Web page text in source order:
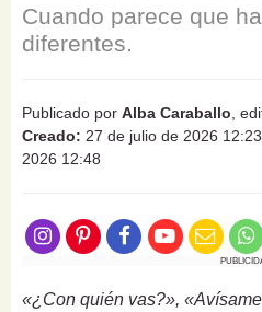
Cuando parece que
diferentes.
Publicado por Alba Caraballo ,
Creado: 27 de julio de 2026 12:23
2026 12:48
«¿Con quién vas?»,